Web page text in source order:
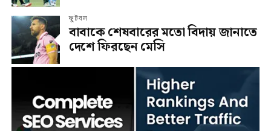
ফুটবল
বাবাকে শেষবারের মতো বিদায় জানাতে
দেশে ফিরছেন মেসি